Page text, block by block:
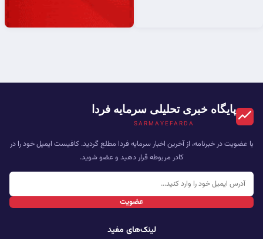
پایگاه خبری تحلیلی سرمایه فردا
SARMAYEFARDA
با عضویت در خبرنامه، از آخرین اخبار سرمایه فردا مطلع گردید. کافیست ایمیل خود را در
کادر مربوطه قرار دهید و عضو شوید.
عضویت
لینک‌های مفید